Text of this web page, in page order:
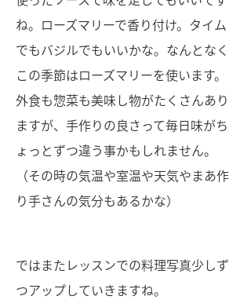
ね。ローズマリーで香り付け。タイム
でもバジルでもいいかな。なんとなく
この季節はローズマリーを使います。
外食も惣菜も美味し物がたくさんあり
ますが、手作りの良さって毎日味がち
ょっとずつ違う事かもしれません。
（その時の気温や室温や天気やまあ作
り手さんの気分もあるかな）
ではまたレッスンでの料理写真少しず
つアップしていきますね。